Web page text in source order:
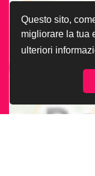
Questo sito,
migliorare la tua
ulteriori